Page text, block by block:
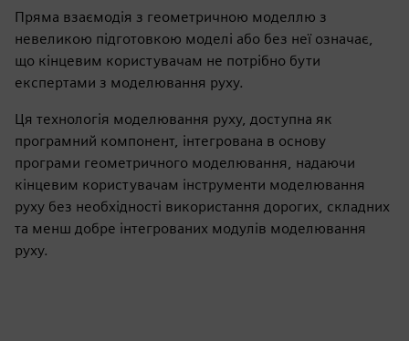
Пряма взаємодія з геометричною моделлю з
невеликою підготовкою моделі або без неї означає,
що кінцевим користувачам не потрібно бути
експертами з моделювання руху.
Ця технологія моделювання руху, доступна як
програмний компонент, інтегрована в основу
програми геометричного моделювання, надаючи
кінцевим користувачам інструменти моделювання
руху без необхідності використання дорогих, складних
та менш добре інтегрованих модулів моделювання
руху.